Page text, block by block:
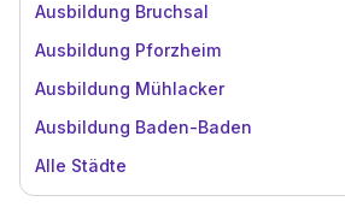
Ausbildung Bruchsal
Ausbildung Pforzheim
Ausbildung Mühlacker
Ausbildung Baden-Baden
Alle Städte